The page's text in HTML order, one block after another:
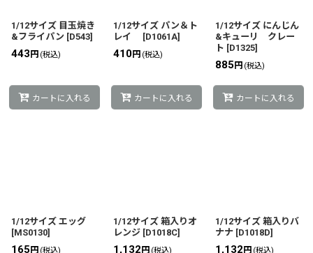
1/12サイズ 目玉焼き
&フライパン [D543]
443 円 (税込)
カートに入れる
1/12サイズ パン＆ト
レイ
[D1061A]
410円 (税込)
カートに入れる
1/12サイズ にんじん
&キューリ クレー
ト [D1325]
885 円 (税込)
カートに入れる
1/12サイズ エッグ
[MS0130]
165 円 (税込)
1/12サイズ 箱入りオ
レンジ [D1018C]
1,132 円 (税込)
1/12サイズ 箱入りバ
ナナ [D1018D]
1,132 円 (税込)